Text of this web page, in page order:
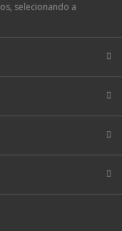
selecionando a